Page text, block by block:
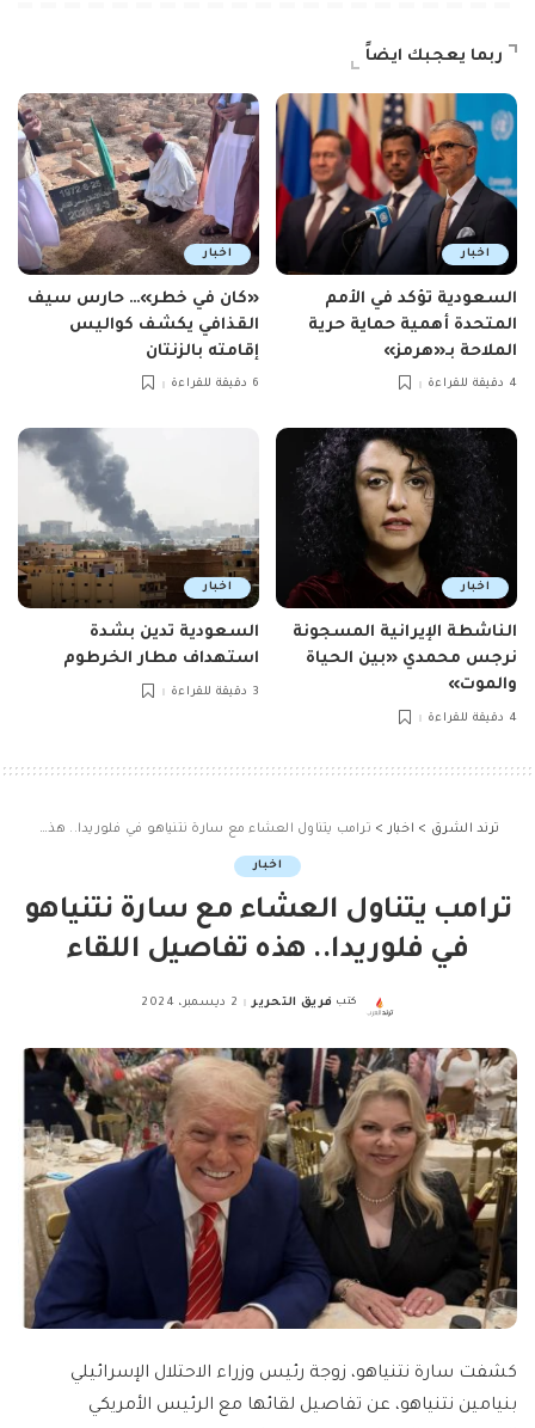
ربما يعجبك ايضاً
اخبار
السعودية تؤكد في الأمم
المتحدة أهمية حماية حرية
الملاحة بـ«هرمز»
4 دقيقة للقراءة
اخبار
«كان في خطر»… حارس سيف
القذافي يكشف كواليس
إقامته بالزنتان
6 دقيقة للقراءة
اخبار
الناشطة الإيرانية المسجونة
نرجس محمدي «بين الحياة
والموت»
4 دقيقة للقراءة
اخبار
السعودية تدين بشدة
استهداف مطار الخرطوم
3 دقيقة للقراءة
ترند الشرق > اخبار> ترامب يتناول العشاء مع سارة نتنياهو في فلوريدا.. هذه تفاصيل اللقاء
اخبار
ترامب يتناول العشاء مع سارة نتنياهو
في فلوريدا.. هذه تفاصيل اللقاء
Posted
كتب فريق التحرير 2 ديسمبر، 2024
كشفت سارة نتنياهو، زوجة رئيس وزراء الاحتلال الإسرائيلي
بنيامين نتنياهو، عن تفاصيل لقائها مع الرئيس الأمريكي